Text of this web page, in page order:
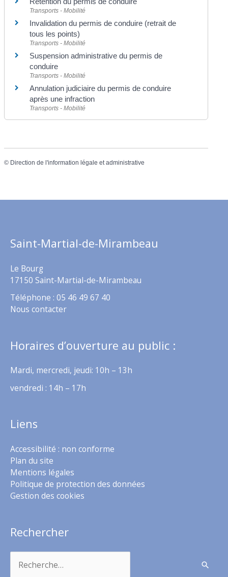
Transports - Mobilité
Invalidation du permis de conduire (retrait de
tous les points)
Transports - Mobilité
Suspension administrative du permis de
conduire
Transports - Mobilité
Annulation judiciaire du permis de conduire
après une infraction
Transports - Mobilité
© Direction de l'information légale et administrative
Saint-Martial-de-Mirambeau
Le Bourg
17150 Saint-Martial-de-Mirambeau
Téléphone : 05 46 49 67 40
Nous contacter
Horaires d’ouverture au public :
Mardi, mercredi, jeudi: 10h – 13h
vendredi : 14h – 17h
Liens
Accessibilité : non conforme
Plan du site
Mentions légales
Politique de protection des données
Gestion des cookies
Rechercher